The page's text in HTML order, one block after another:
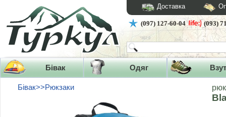
Доставка
(097) 127-60-04 (093)
Бівак Одяг
Бівак>>Рюкзаки